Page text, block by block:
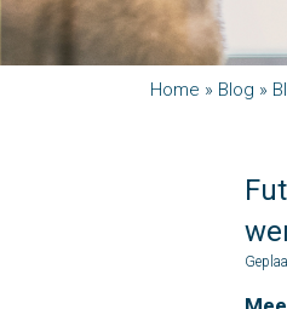
Home » Blog »